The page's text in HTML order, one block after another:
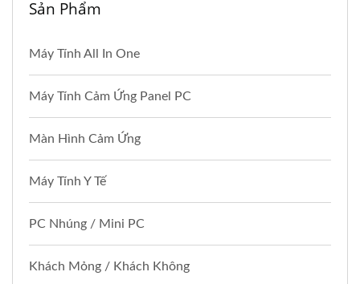
Sản Phẩm
Máy Tính All In One
Máy Tính Cảm Ứng Panel PC
Màn Hình Cảm Ứng
Máy Tính Y Tế
PC Nhúng / Mini PC
Khách Mỏng / Khách Không